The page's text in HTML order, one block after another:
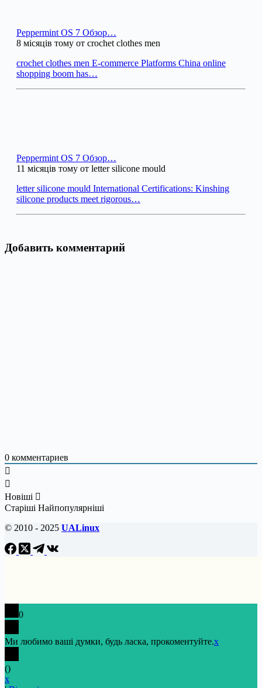
Peppermint OS 7 Обзор…
8 місяців тому от crochet clothes men
crochet clothes men E-commerce Platforms China online
shopping boom has…
Peppermint OS 7 Обзор…
11 місяців тому от letter silicone mould
letter silicone mould International Certifications: Kinshing
silicone products meet rigorous…
Добавить комментарий
0 комментариев
Новіші
Старіші Найпопулярніші
© 2010 - 2025 UALinux
0
Ми любимо ваші думки, будь ласка, прокоментуйте.x
()
x